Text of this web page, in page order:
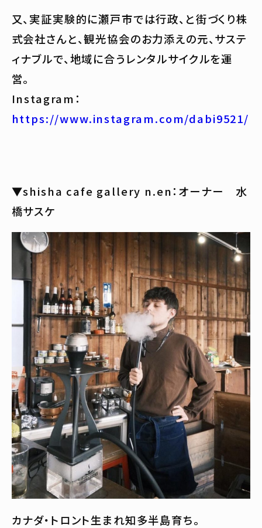
又、実証実験的に瀬戸市では行政、と街づくり株
式会社さんと、観光協会のお力添えの元、サステ
ィナブルで、地域に合うレンタルサイクルを運
営。
Instagram：
https://www.instagram.com/dabi9521/
▼shisha cafe gallery n.en：オーナー 水
橋サスケ
カナダ・トロント生まれ知多半島育ち。